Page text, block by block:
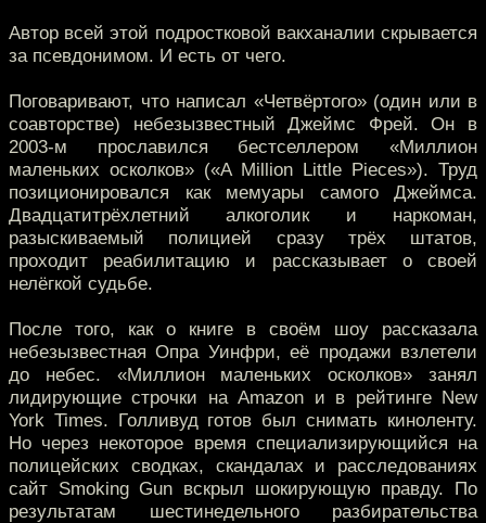
Автор всей этой подростковой вакханалии скрывается
за псевдонимом. И есть от чего.
Поговаривают, что написал «Четвёртого» (один или в
соавторстве) небезызвестный Джеймс Фрей. Он в
2003-м прославился бестселлером «Миллион
маленьких осколков» («A Million Little Pieces»). Труд
позиционировался как мемуары самого Джеймса.
Двадцатитрёхлетний алкоголик и наркоман,
разыскиваемый полицией сразу трёх штатов,
проходит реабилитацию и рассказывает о своей
нелёгкой судьбе.
После того, как о книге в своём шоу рассказала
небезызвестная Опра Уинфри, её продажи взлетели
до небес. «Миллион маленьких осколков» занял
лидирующие строчки на Amazon и в рейтинге New
York Times. Голливуд готов был снимать киноленту.
Но через некоторое время специализирующийся на
полицейских сводках, скандалах и расследованиях
сайт Smoking Gun вскрыл шокирующую правду. По
результатам шестинедельного разбирательства